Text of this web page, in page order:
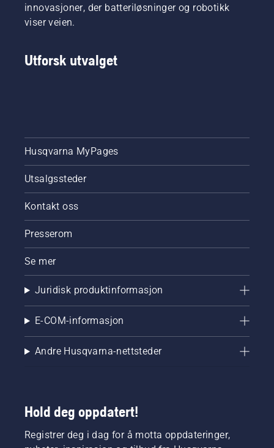
innovasjoner, der batteriløsninger og robotikk
viser veien.
Utforsk utvalget
Husqvarna MyPages
Utsalgssteder
Kontakt oss
Presserom
Se mer
Juridisk produktinformasjon
E-COM-informasjon
Andre Husqvarna-nettsteder
Hold deg oppdatert!
Registrer deg i dag for å motta oppdateringer,